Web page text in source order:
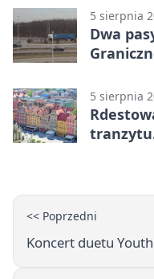
5 sierpnia
Dwa
5 sierpnia
<< Poprzedni
Koncert duetu